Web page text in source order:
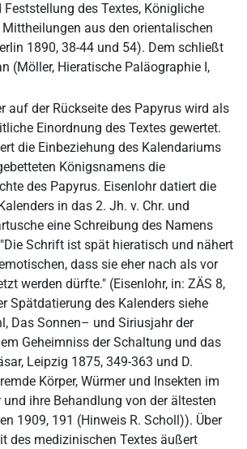
Feststellung des Textes, Königliche
Mittheilungen aus den orientalischen
1890, 38-44 und 54). Dem schließt
(Möller, Hieratische Paläographie I,
auf der Rückseite des Papyrus wird als
Einordnung des Textes gewertet.
die Einbeziehung des Kalendariums
Königsnamens die
des Papyrus. Eisenlohr datiert die
in das 2. Jh. v. Chr. und
eine Schreibung des Namens
Schrift ist spät hieratisch und nähert
dass sie eher nach als vor
werden dürfte." (Eisenlohr, in: ZÄS 8,
Spätdatierung des Kalenders siehe
Das Sonnen– und Siriusjahr der
Geheimniss der Schaltung und das
Leipzig 1875, 349-363 und D.
Körper, Würmer und Insekten im
ihre Behandlung von der ältesten
1909, 191 (Hinweis R. Scholl)). Über
des medizinischen Textes äußert